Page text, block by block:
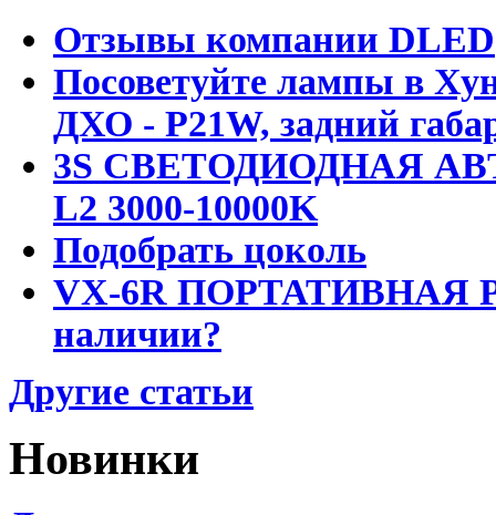
Отзывы компании DLED
Посоветуйте лампы в
ДХО - P21W, задний
3S СВЕТОДИОДНАЯ
L2 3000-10000K
Подобрать цоколь
VX-6R ПОРТАТИВНАЯ
наличии?
Другие статьи
Новинки